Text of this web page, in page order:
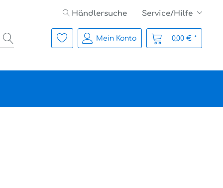
Händlersuche Service/Hilfe
Mein Konto 0,00 € *